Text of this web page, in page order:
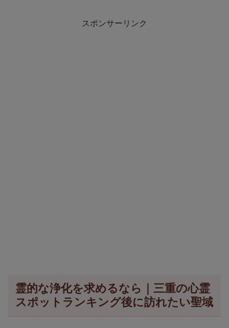
スポンサーリンク
霊的な浄化を求めるなら｜三重の心霊
スポットランキング後に訪れたい聖域